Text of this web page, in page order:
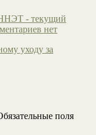
- текущий
нет
уходу за
поля